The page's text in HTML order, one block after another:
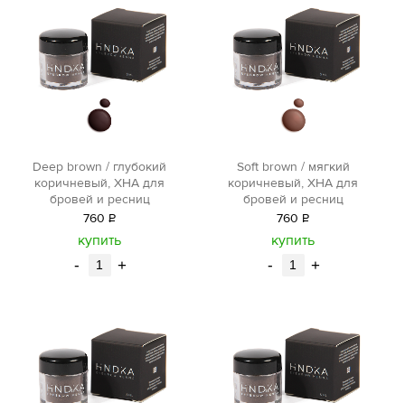
Deep brown / глубокий
коричневый, ХНА для
бровей и ресниц
760 Р
уб.
купить
- +
Soft brown / мягкий
коричневый, ХНА для
бровей и ресниц
760 Р
уб.
купить
- +